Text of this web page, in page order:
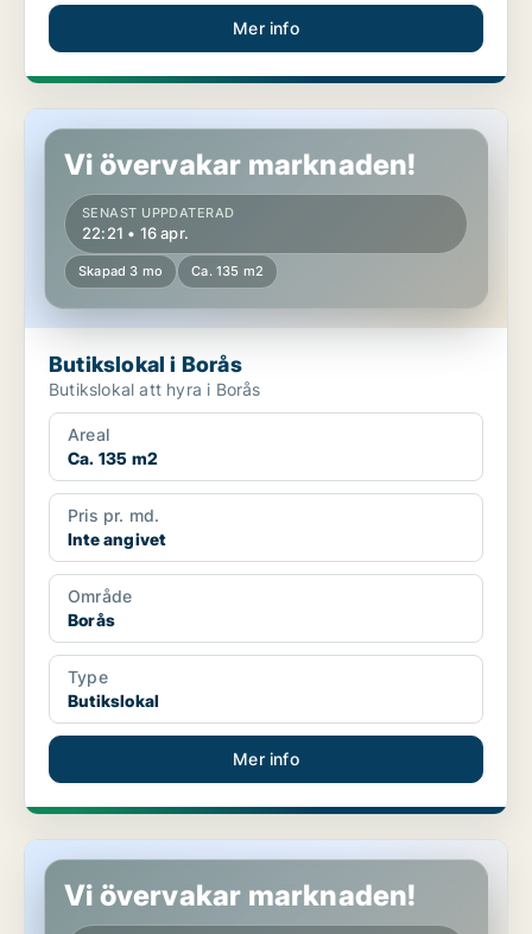
Mer info
Butikslokal i Borås
Vi övervakar marknaden!
SENAST UPPDATERAD
22:21 • 16 apr.
Skapad 3 mo Ca. 135 m2
Butikslokal i Borås
Butikslokal att hyra i Borås
Areal
Ca. 135 m2
Pris pr. md.
Inte angivet
Område
Borås
Type
Butikslokal
Mer info
Butikslokal i Stockholm Innerstad
Vi övervakar marknaden!